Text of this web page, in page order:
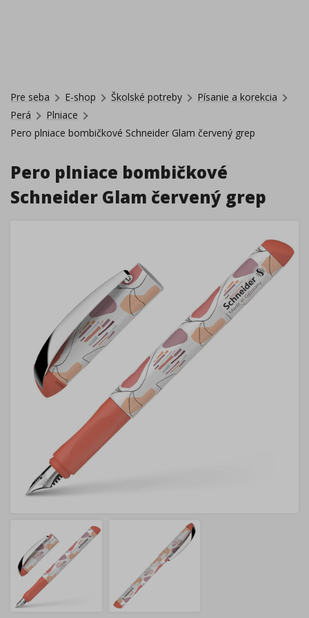
Pre seba E-shop Školské potreby
Písanie a korekcia
Perá
Plniace
Pero plniace bombičkové Schneider Glam červený grep
Pero plniace bombičkové
Schneider Glam červený grep